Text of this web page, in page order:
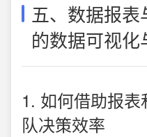
五、数据报
的数据可视化
1. 如何借助报
队决策效率